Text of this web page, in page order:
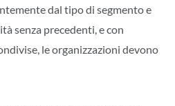
dal tipo di segmento e
senza precedenti, e con
le organizzazioni devono